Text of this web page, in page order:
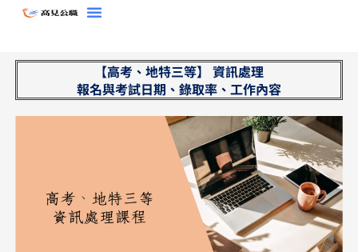
【高考、地特三等】 資訊處理
報名與考試日期、錄取率、工作內容